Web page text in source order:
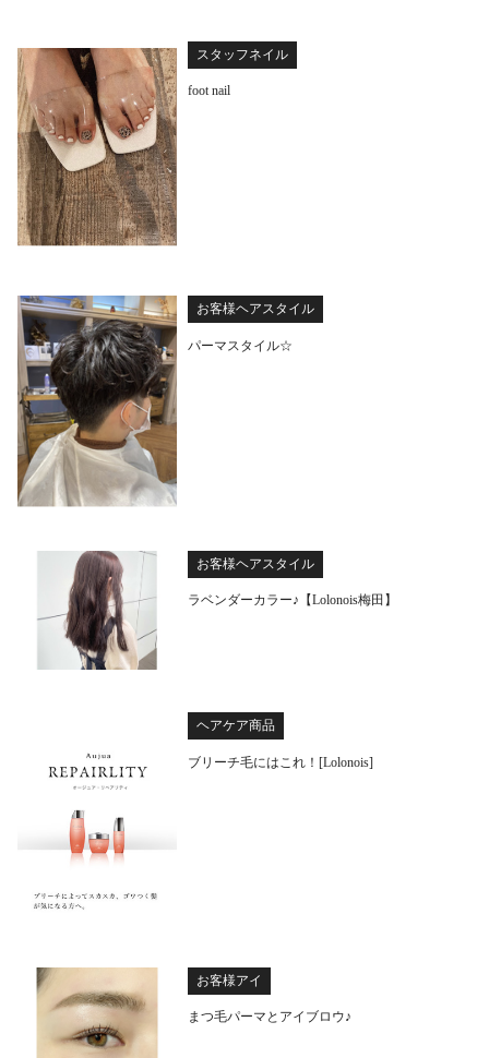
スタッフネイル
foot nail
お客様ヘアスタイル
パーマスタイル☆
お客様ヘアスタイル
ラベンダーカラー♪【Lolonois梅田】
ヘアケア商品
ブリーチ毛にはこれ！[Lolonois]
お客様アイ
まつ毛パーマとアイブロウ♪